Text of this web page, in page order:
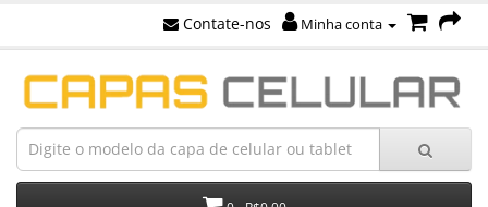
Contate-nos Minha conta